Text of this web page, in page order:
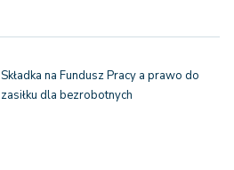
Składka na Fundusz Pracy a prawo do
zasiłku dla bezrobotnych